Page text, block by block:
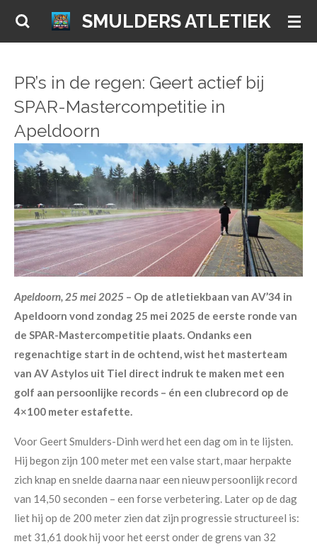
Ga
hoofdinhoud
SMULDERS ATLETIEK
PR’s in de regen: Geert actief bij
SPAR-Mastercompetitie in
Apeldoorn
Apeldoorn, 25 mei 2025 – Op de atletiekbaan van AV’34 in
Apeldoorn vond zondag 25 mei 2025 de eerste ronde van
de SPAR-Mastercompetitie plaats. Ondanks een
regenachtige start in de ochtend, wist het masterteam
van AV Astylos uit Tiel direct indruk te maken met een
golf aan persoonlijke records – én een clubrecord op de
4×100 meter estafette.
Voor Geert Smulders-Dinh werd het een dag om in te lijsten.
Hij begon zijn 100 meter met een valse start, maar herpakte
zich knap en snelde daarna naar een nieuw persoonlijk record
van 14,50 seconden – een forse verbetering. Later op de dag
liet hij op de 200 meter zien dat zijn progressie structureel is:
met 31,61 dook hij voor het eerst onder de grens van 32